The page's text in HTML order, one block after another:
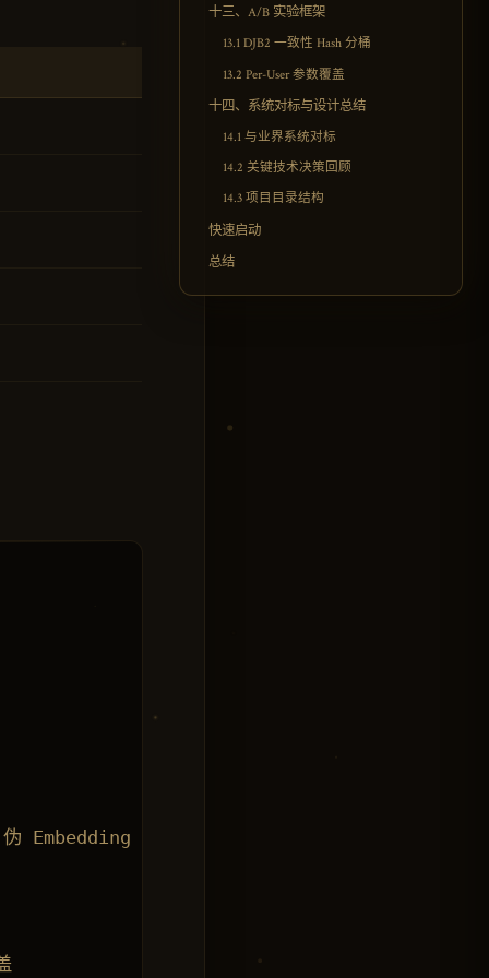
伪 Embedding
十三、A/B 实验框架
13.1 DJB2 一致性 Hash 分桶
13.2 Per-User 参数覆盖
十四、系统对标与设计总结
14.1 与业界系统对标
14.2 关键技术决策回顾
14.3 项目目录结构
快速启动
总结